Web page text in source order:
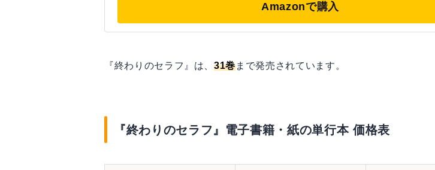
Amazonで購入
『終わりのセラフ』は、31巻まで発売されています。
『終わりのセラフ』電子書籍・紙の単行本 価格表